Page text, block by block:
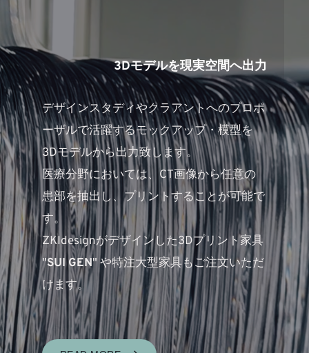
3Dモデルを現実空間へ出力
デザインスタディやクラアントへのプロポ
ーザルで活躍するモックアップ・模型を
3Dモデルから出力致します。
医療分野においては、CT画像から任意の
患部を抽出し、プリントすることが可能で
す。
ZKIdesignがデザインした3Dプリント家具
"SUI GEN" や特注大型家具もご注文いただ
けます。